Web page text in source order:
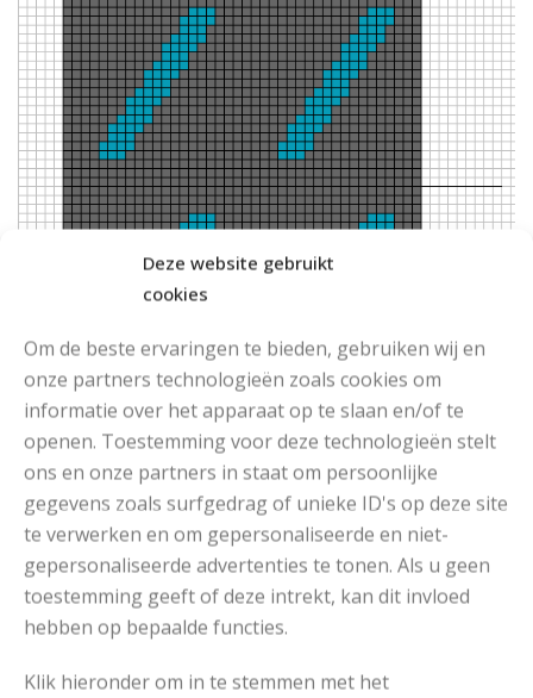
Deze website gebruikt
cookies
Om de beste ervaringen te bieden, gebruiken wij en
onze partners technologieën zoals cookies om
informatie over het apparaat op te slaan en/of te
openen. Toestemming voor deze technologieën stelt
ons en onze partners in staat om persoonlijke
gegevens zoals surfgedrag of unieke ID's op deze site
te verwerken en om gepersonaliseerde en niet-
gepersonaliseerde advertenties te tonen. Als u geen
toestemming geeft of deze intrekt, kan dit invloed
hebben op bepaalde functies.
Klik hieronder om in te stemmen met het